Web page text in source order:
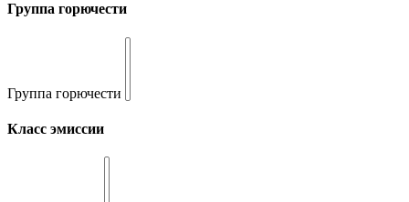
Группа горючести
Группа горючести
Класс эмиссии